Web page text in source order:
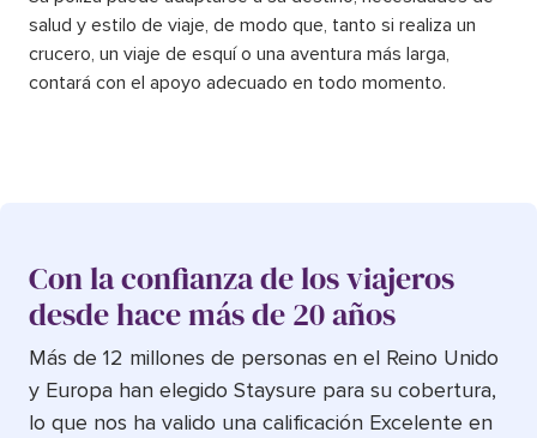
salud y estilo de viaje, de modo que, tanto si realiza un
crucero, un viaje de esquí o una aventura más larga,
contará con el apoyo adecuado en todo momento.
Con la confianza de los viajeros
desde hace más de 20 años
Más de 12 millones de personas en el Reino Unido
y Europa han elegido Staysure para su cobertura,
lo que nos ha valido una calificación Excelente en